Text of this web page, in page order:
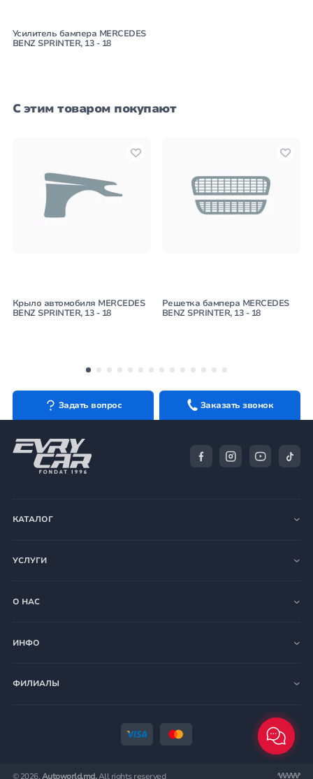
Усилитель бампера MERCEDES
BENZ SPRINTER, 13 - 18
С этим товаром покупают
Крыло автомобиля MERCEDES
BENZ SPRINTER, 13 - 18
Решетка бампера MERCEDES
BENZ SPRINTER, 13 - 18
Задать вопрос Заказать звонок
КАТАЛОГ
УСЛУГИ
О НАС
ИНФО
ФИЛИАЛЫ
© 2026.Autoworld.md.All rights reserved